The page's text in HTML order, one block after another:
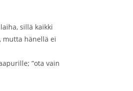
sillä kaikki
mutta hänellä ei
”ota vain